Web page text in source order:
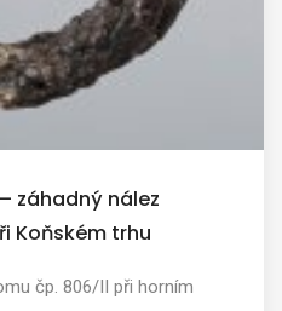
záhadný nález
Koňském trhu
čp. 806/II při horním